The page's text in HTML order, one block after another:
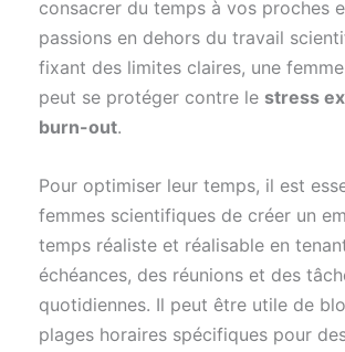
consacrer du temps à vos proches
passions en dehors du travail
fixant des limites claires, une
peut se protéger contre le stress
burn-out.
Pour optimiser leur temps, il est
femmes scientifiques de créer un
temps réaliste et réalisable en
échéances, des réunions et des
quotidiennes. Il peut être utile de
plages horaires spécifiques pour